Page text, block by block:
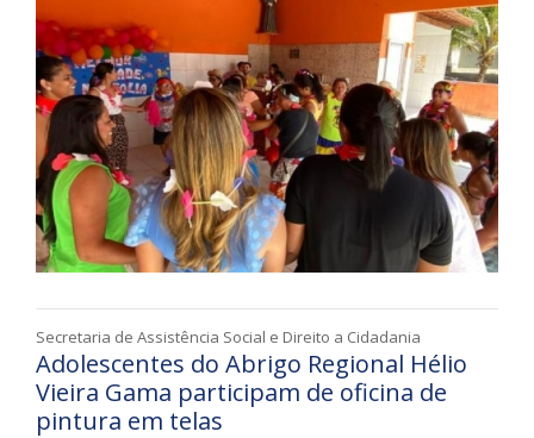
Secretaria de Assistência Social e Direito a Cidadania
Adolescentes do Abrigo Regional Hélio
Vieira Gama participam de oficina de
pintura em telas